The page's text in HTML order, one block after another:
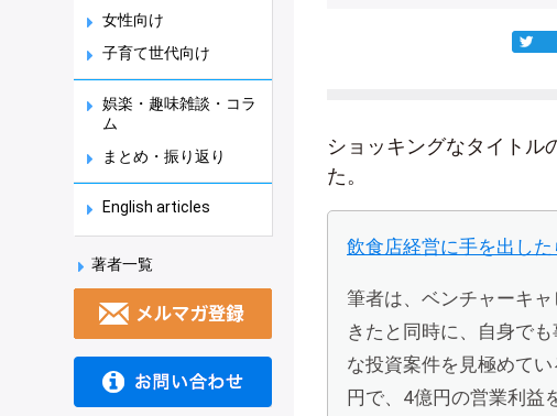
女性向け
子育て世代向け
娯楽・趣味雑談・コラ
ム
まとめ・振り返り
English articles
著者一覧
ショッキングなタイトル
た。
飲食店経営に手を出し
筆者は、ベンチャーキ
きたと同時に、自身で
な投資案件を見極めて
円で、4億円の営業利益